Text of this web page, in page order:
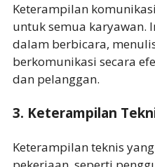
Keterampilan
untuk semua karyawan.
dalam berbicara,
berkomunikasi secara
dan pelanggan.
3. Keterampilan
Keterampilan teknis